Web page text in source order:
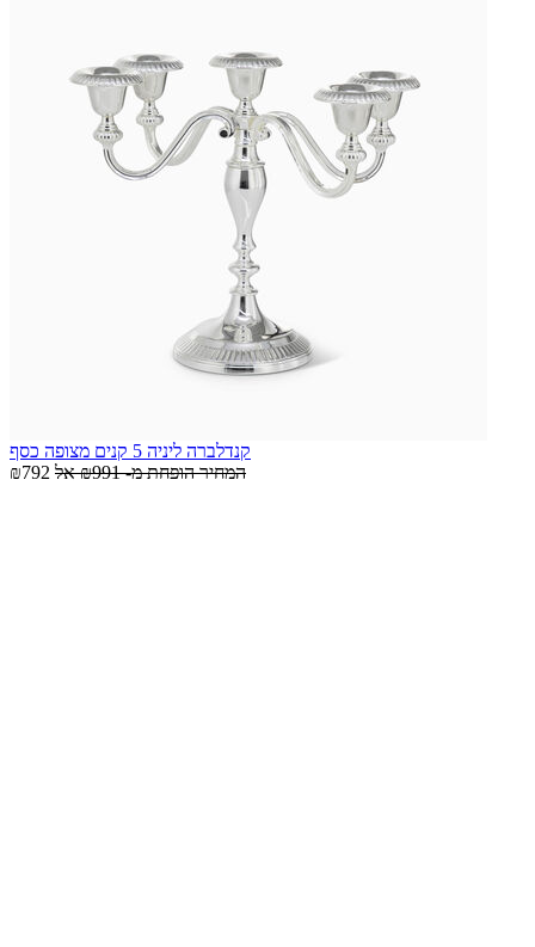
קנדלברה ליניה 5 קנים מצופה כסף
₪792
המחיר הופחת מ-₪991 אל